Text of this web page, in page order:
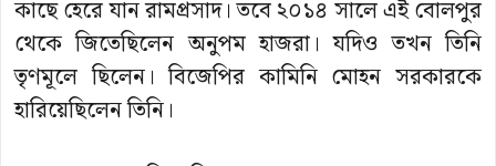
কাছে হেরে যান রামপ্রসাদ। তবে ২০১৪ সালে এই বোলপুর
থেকে জিতেছিলেন অনুপম হাজরা। যদিও তখন তিনি
তৃণমূলে ছিলেন। বিজেপির কামিনি মোহন সরকারকে
হারিয়েছিলেন তিনি।